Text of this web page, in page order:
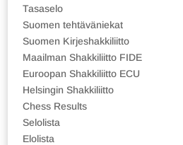
Tasaselo
Suomen tehtäväniekat
Suomen Kirjeshakkiliitto
Maailman Shakkiliitto FIDE
Euroopan Shakkiliitto ECU
Helsingin Shakkiliitto
Chess Results
Selolista
Elolista